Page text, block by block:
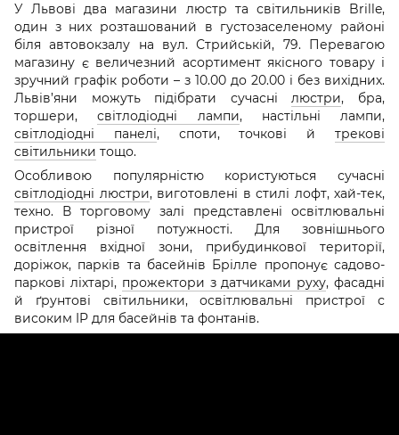
У Львові два магазини люстр та світильників Brille,
один з них розташований в густозаселеному районі
біля автовокзалу на вул. Стрийській, 79. Перевагою
магазину є величезний асортимент якісного товару і
зручний графік роботи – з 10.00 до 20.00 і без вихідних.
Львів’яни можуть підібрати сучаснілюстри, бра,
торшери,світлодіодні лампи, настільні лампи,
світлодіодні панелі, споти, точкові йтрекові
світильники тощо.
Особливою популярністю користуються сучасні
світлодіодні люстри, виготовлені в стилі лофт, хай-тек,
техно. В торговому залі представлені освітлювальні
пристрої різної потужності. Для зовнішнього
освітлення вхідної зони, прибудинкової території,
доріжок, парків та басейнів Брілле пропонує садово-
паркові ліхтарі, прожектори з датчиками руху, фасадні
й ґрунтові світильники, освітлювальні пристрої с
високим IP для басейнів та фонтанів.